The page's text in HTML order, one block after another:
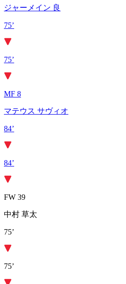
ジャーメイン 良
75’
75’
MF 8
マテウス サヴィオ
84’
84’
FW 39
中村 草太
75’
75’